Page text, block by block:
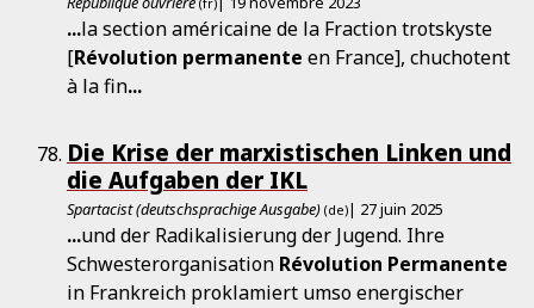
...la section américaine de la Fraction trotskyste
[Révolution permanente en France], chuchotent
à la fin...
Die Krise der marxistischen Linken und
die Aufgaben der IKL
Spartacist (deutschsprachige Ausgabe) (de)| 27 juin 2025
...und der Radikalisierung der Jugend. Ihre
Schwesterorganisation Révolution Permanente
in Frankreich proklamiert umso energischer